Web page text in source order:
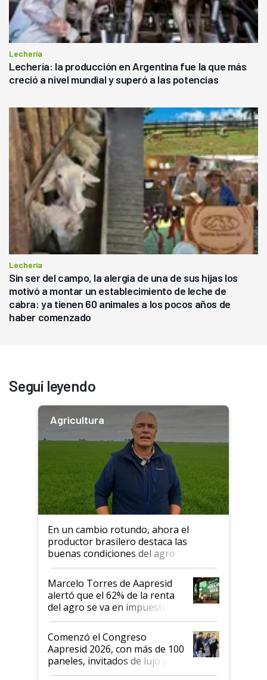
Lechería
Lechería: la producción en Argentina fue la que más
creció a nivel mundial y superó a las potencias
Lechería
Sin ser del campo, la alergia de una de sus hijas los
motivó a montar un establecimiento de leche de
cabra: ya tienen 60 animales a los pocos años de
haber comenzado
Seguí leyendo
Agricultura
En un cambio rotundo, ahora el
productor brasilero destaca las
buenas condiciones del agro
argentino para invertir: "Los veo
más motivados"
Marcelo Torres de Aapresid
alertó que el 62% de la renta
del agro se va en impuestos:
"No es bueno que en
Argentina se sigan discutiendo
las mismas cosas de hace 50
años"
Comenzó el Congreso
Aapresid 2026, con más de 100
paneles, invitados de lujo y
todas las tendencias